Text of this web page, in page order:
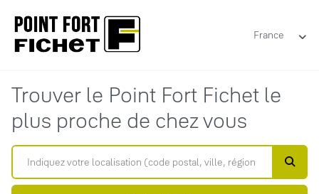
France
Trouver le Point Fort Fichet le
plus proche de chez vous